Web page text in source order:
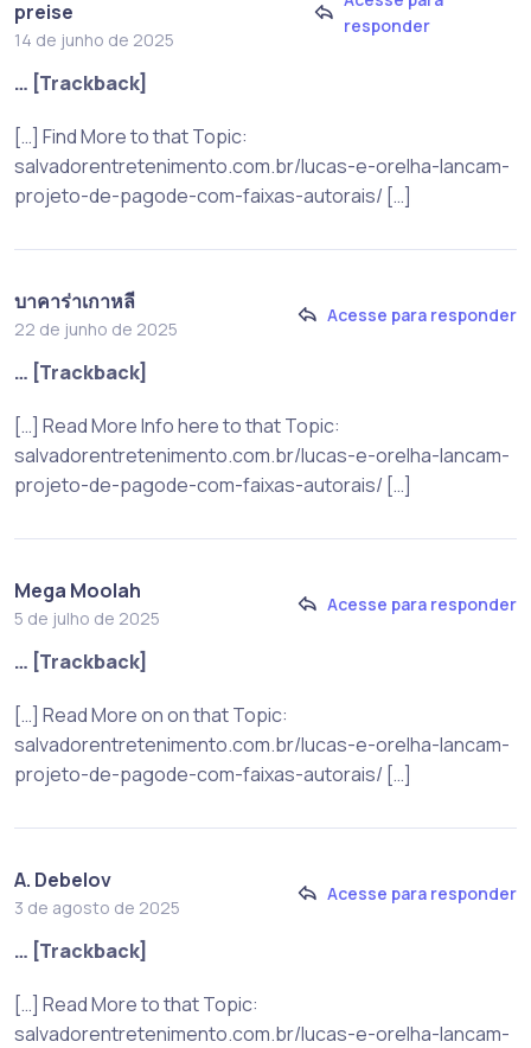
preise
14 de junho de 2025
responder
… [Trackback]
[…] Find More to that Topic:
salvadorentretenimento.com.br/lucas-e-orelha-lancam-
projeto-de-pagode-com-faixas-autorais/ […]
บาคาร่าเกาหลี
22 de junho de 2025
Acesse para responder
… [Trackback]
[…] Read More Info here to that Topic:
salvadorentretenimento.com.br/lucas-e-orelha-lancam-
projeto-de-pagode-com-faixas-autorais/ […]
Mega Moolah
5 de julho de 2025
Acesse para responder
… [Trackback]
[…] Read More on on that Topic:
salvadorentretenimento.com.br/lucas-e-orelha-lancam-
projeto-de-pagode-com-faixas-autorais/ […]
A. Debelov
3 de agosto de 2025
Acesse para responder
… [Trackback]
[…] Read More to that Topic:
salvadorentretenimento.com.br/lucas-e-orelha-lancam-